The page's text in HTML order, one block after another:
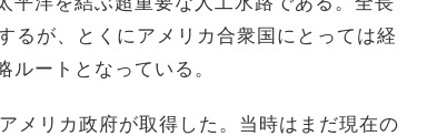
るが、とくにアメリカ合衆国にとっては経
ートとなっている。
メリカ政府が取得した。当時はまだ現在の